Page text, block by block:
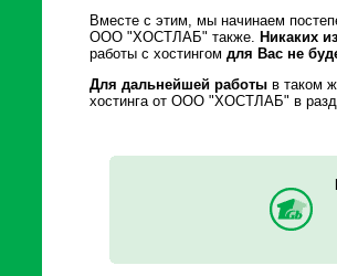
Вместе с этим, мы начинаем
ООО "ХОСТЛАБ" также.
Никаких
работы с хостингом для Вас не
Для дальнейшей работы в таком
хостинга от ООО "ХОСТЛАБ" в